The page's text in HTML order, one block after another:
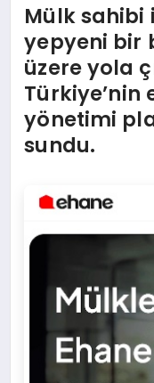
Mülk sahibi
yepyeni bir
üzere yola
Türkiye’nin
yönetimi
sundu.